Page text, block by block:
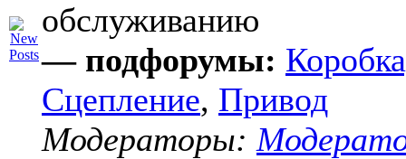
обслуживанию
— подфорумы:
Сцепление, Привод
Модераторы: